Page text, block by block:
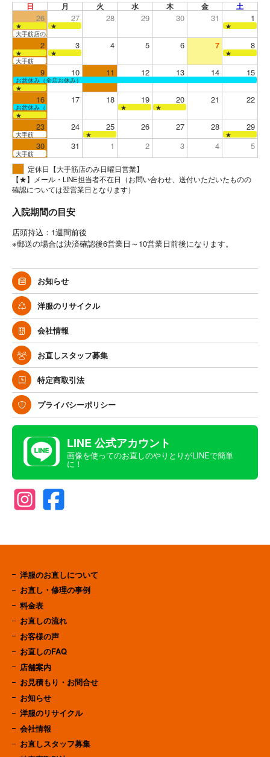
日 月 火 水 木 金 土
26 27 28 29 30 31 1
★ ★
★
大手筋店のみ営業
2 3 4 5 6 7 8
★ ★
★
大手筋
9 10 11 12 13 14 15
お盆休み（全店お休み）
★
16 17 18 19 20 21 22
お盆休み（全店お休み） ★
★
★
23 24 25 26 27 28 29
大手筋 ★ ★
30 31 1 2 3 4 5
大手筋
定休日【大手筋店のみ日曜日営業】
【★】メール・LINE担当者不在日（お問い合わせ、送付いただいたものの
確認については翌営業日となります）
入院期間の目安
店頭持込：1週間前後
※郵送の場合は決済確認後6営業日～10営業日前後になります。
お知らせ
洋服のリサイクル
会社情報
お直しスタッフ募集
特定商取引法
プライバシーポリシー
LINE 公式アカウント
画像を使ってのお直しのやりとりがLINEで簡単
に！
洋服のお直しについて
お直し・修理の事例
料金表
お直しの流れ
お客様の声
お直しのFAQ
店舗案内
お見積もり・お問合せ
お知らせ
洋服のリサイクル
会社情報
お直しスタッフ募集